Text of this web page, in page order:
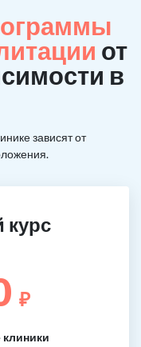
от
в
зависят от
курс
₽